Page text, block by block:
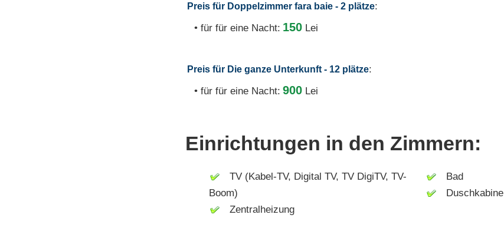
Preis für Doppelzimmer fara baie - 2 plätze:
• für für eine Nacht: 150 Lei
Preis für Die ganze Unterkunft - 12 plätze:
• für für eine Nacht: 900 Lei
Einrichtungen in den Zimmern:
TV (Kabel-TV, Digital TV, TV DigiTV, TV-
Boom)
Zentralheizung
Bad
Duschkabine